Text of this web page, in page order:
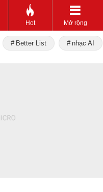
Hot Mở rộng
Better List nhạc AI